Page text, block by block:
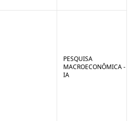
PESQUISA
MACROECONÔMICA -
IA